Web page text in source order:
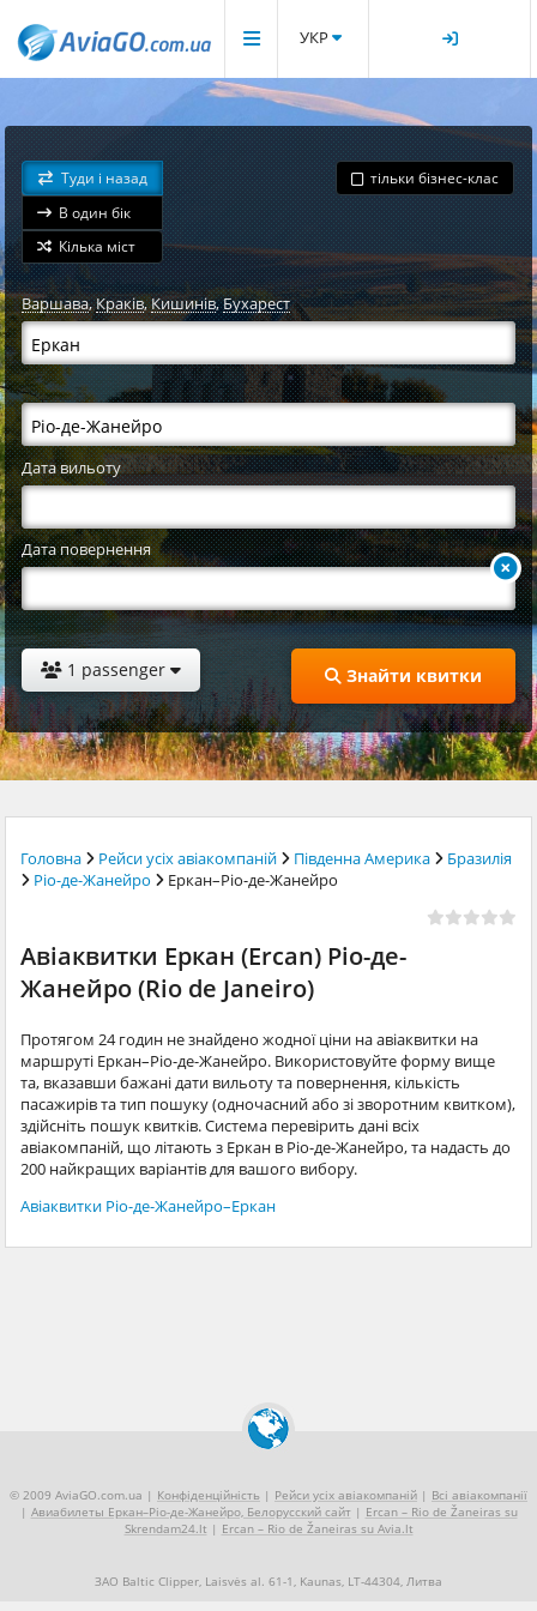
УКР
Туди і назад
В один бік
Кілька міст
тільки бізнес-клас
Варшава,Краків,Кишинів,Бухарест
Дата вильоту
Дата повернення
1 passenger Знайти квитки
Головна Рейси усіх авіакомпаній Південна Америка
Бразилія
Ріо-де-Жанейро
Еркан–Ріо-де-Жанейро
Авіаквитки Еркан (Ercan) Ріо-де-
Жанейро (Rio de Janeiro)
Протягом 24 годин не знайдено жодної ціни на авіаквитки на
маршруті Еркан–Ріо-де-Жанейро. Використовуйте форму вище
та, вказавши бажані дати вильоту та повернення, кількість
пасажирів та тип пошуку (одночасний або зі зворотним квитком),
здійсніть пошук квитків. Система перевірить дані всіх
авіакомпаній, що літають з Еркан в Ріо-де-Жанейро, та надасть до
200 найкращих варіантів для вашого вибору.
Авіаквитки Ріо-де-Жанейро–Еркан
© 2009 AviaGO.com.ua | Конфіденційність | Рейси усіх авіакомпаній | Всі авіакомпанії
| Авиабилеты Еркан–Ріо-де-Жанейро, Белорусский сайт| Ercan – Rio de Žaneiras su
Skrendam24.lt | Ercan – Rio de Žaneiras su Avia.lt
ЗАО Baltic Clipper, Laisvės al. 61-1, Kaunas, LT-44304, Литва